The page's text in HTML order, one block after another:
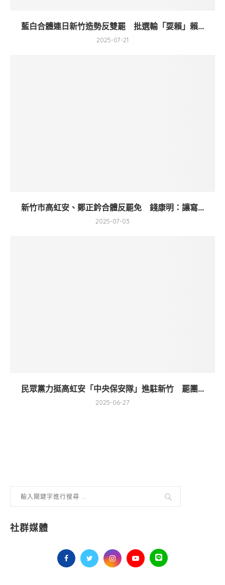
藍白合體連日新竹造勢反雙罷 批選輸「耍賴」賴...
2025-07-21
新竹市高虹安、鄭正鈐合體反罷免 錢康明：讓寫...
2025-07-03
民眾黨力挺高虹安「中央保安隊」進駐新竹 罷團...
2025-06-27
社群媒體